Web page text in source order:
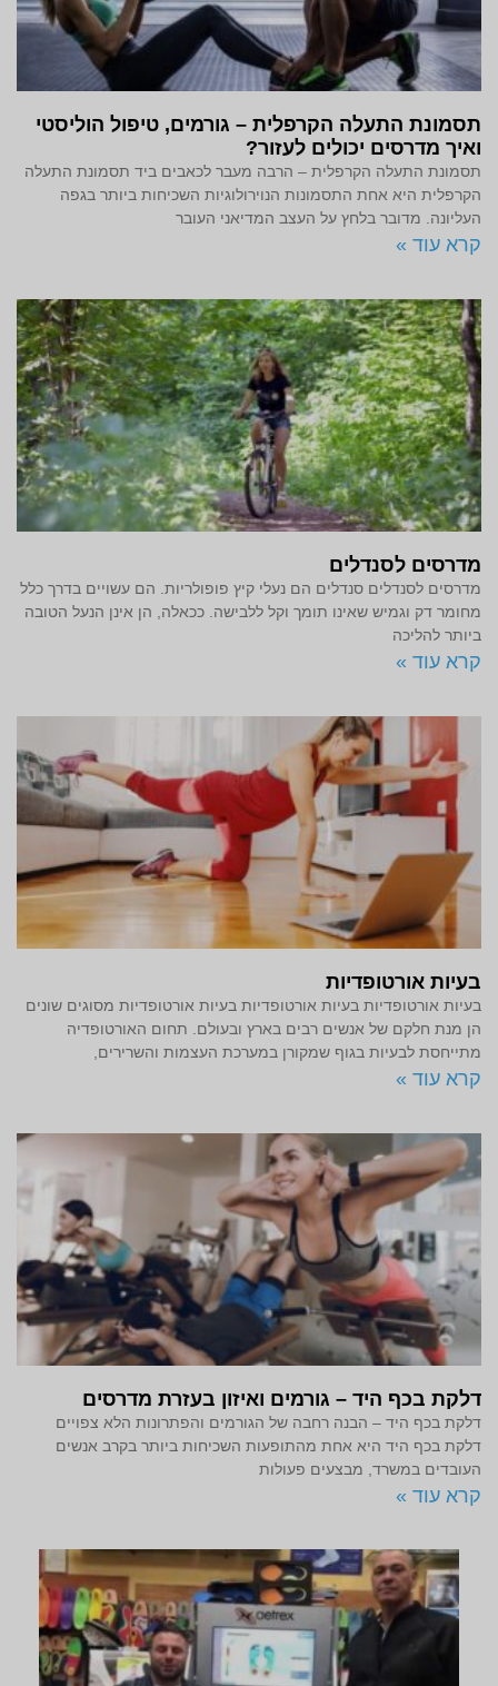
תסמונת התעלה הקרפלית – גורמים, טיפול הוליסטי
ואיך מדרסים יכולים לעזור?
תסמונת התעלה הקרפלית – הרבה מעבר לכאבים ביד תסמונת התעלה
הקרפלית היא אחת התסמונות הנוירולוגיות השכיחות ביותר בגפה
העליונה. מדובר בלחץ על העצב המדיאני העובר
קרא עוד »
מדרסים לסנדלים
מדרסים לסנדלים סנדלים הם נעלי קיץ פופולריות. הם עשויים בדרך כלל
מחומר דק וגמיש שאינו תומך וקל ללבישה. ככאלה, הן אינן הנעל הטובה
ביותר להליכה
קרא עוד »
בעיות אורטופדיות
בעיות אורטופדיות בעיות אורטופדיות בעיות אורטופדיות מסוגים שונים
הן מנת חלקם של אנשים רבים בארץ ובעולם. תחום האורטופדיה
מתייחסת לבעיות בגוף שמקורן במערכת העצמות והשרירים,
קרא עוד »
דלקת בכף היד – גורמים ואיזון בעזרת מדרסים
דלקת בכף היד – הבנה רחבה של הגורמים והפתרונות הלא צפויים
דלקת בכף היד היא אחת מהתופעות השכיחות ביותר בקרב אנשים
העובדים במשרד, מבצעים פעולות
קרא עוד »